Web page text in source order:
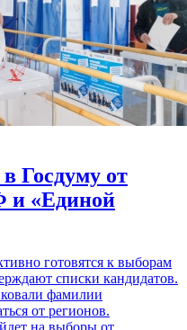
Госдуму от
«Единой
готовятся к выборам
списки кандидатов.
фамилии
от регионов.
на выборы от